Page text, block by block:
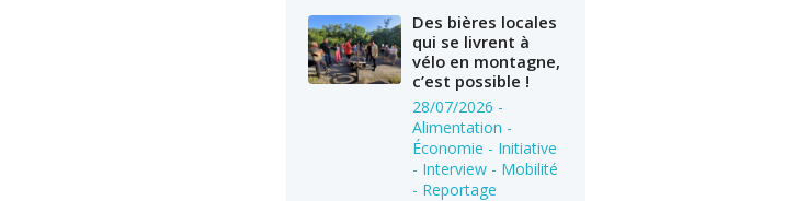
Des bières locales
qui se livrent à
vélo en montagne,
c’est possible !
28/07/2026 -
Alimentation -
Économie - Initiative
- Interview - Mobilité
- Reportage